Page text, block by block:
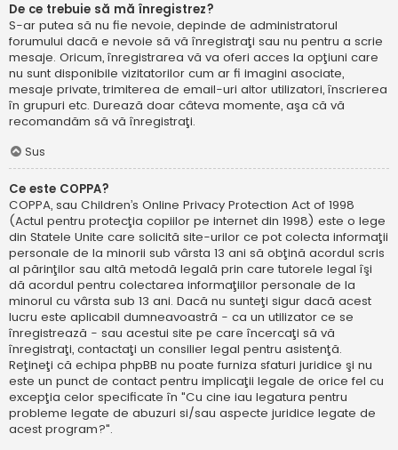
De ce trebuie să mă înregistrez?
S-ar putea să nu fie nevoie, depinde de administratorul
forumului dacă e nevoie să vă înregistraţi sau nu pentru a scrie
mesaje. Oricum, înregistrarea vă va oferi acces la opţiuni care
nu sunt disponibile vizitatorilor cum ar fi imagini asociate,
mesaje private, trimiterea de email-uri altor utilizatori, înscrierea
în grupuri etc. Durează doar câteva momente, aşa că vă
recomandăm să vă înregistraţi.
Sus
Ce este COPPA?
COPPA, sau Children’s Online Privacy Protection Act of 1998
(Actul pentru protecţia copiilor pe internet din 1998) este o lege
din Statele Unite care solicită site-urilor ce pot colecta informaţii
personale de la minorii sub vârsta 13 ani să obţină acordul scris
al părinţilor sau altă metodă legală prin care tutorele legal îşi
dă acordul pentru colectarea informaţiilor personale de la
minorul cu vârsta sub 13 ani. Dacă nu sunteţi sigur dacă acest
lucru este aplicabil dumneavoastră - ca un utilizator ce se
înregistrează - sau acestui site pe care încercaţi să vă
înregistraţi, contactaţi un consilier legal pentru asistenţă.
Reţineţi că echipa phpBB nu poate furniza sfaturi juridice şi nu
este un punct de contact pentru implicaţii legale de orice fel cu
excepţia celor specificate în "Cu cine iau legatura pentru
probleme legate de abuzuri si/sau aspecte juridice legate de
acest program?".